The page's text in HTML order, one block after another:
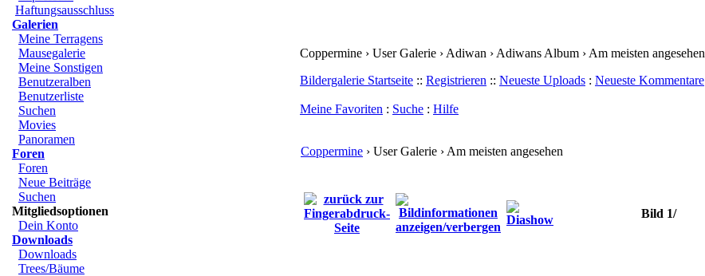
Haftungsausschluss
Galerien
Meine Terragens
Mausegalerie
Meine Sonstigen
Benutzeralben
Benutzerliste
Suchen
Movies
Panoramen
Foren
Foren
Neue Beiträge
Suchen
Mitgliedsoptionen
Dein Konto
Downloads
Downloads
Trees/Bäume
Coppermine › User Galerie › Adiwan › Adiwans Album › Am meisten angesehen
Bildergalerie Startseite :: Registrieren :: Neueste Uploads : Neueste Kommentare
Meine Favoriten : Suche : Hilfe
Coppermine › User Galerie › Am meisten angesehen
Bild 1/